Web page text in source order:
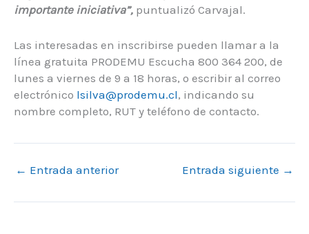
importante iniciativa”, puntualizó Carvajal.
Las interesadas en inscribirse pueden llamar a la
línea gratuita PRODEMU Escucha 800 364 200, de
lunes a viernes de 9 a 18 horas, o escribir al correo
electrónico lsilva@prodemu.cl, indicando su
nombre completo, RUT y teléfono de contacto.
← Entrada anterior Entrada siguiente →